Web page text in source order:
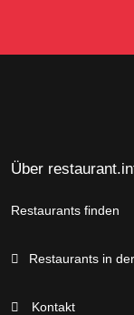
Über
Restaurants finden
Restaurants in
Kontakt